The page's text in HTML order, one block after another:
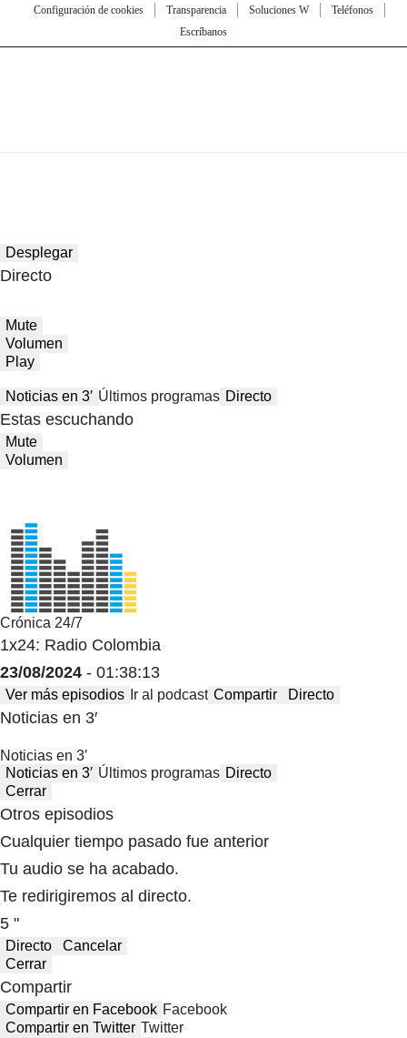
Configuración de cookies
Transparencia Soluciones W
Teléfonos
Escríbanos
Desplegar
Directo
Mute
Volumen
Play
Noticias en 3′ Últimos programas Directo
Estas escuchando
Mute
Volumen
Crónica 24/7
1x24: Radio Colombia
23/08/2024 - 01:38:13
Ver más episodios Ir al podcast Compartir Directo
Noticias en 3′
Noticias en 3′
Noticias en 3′ Últimos programas Directo
Cerrar
Otros episodios
Cualquier tiempo pasado fue anterior
Tu audio se ha acabado.
Te redirigiremos al directo.
5 "
Directo
Cancelar
Cerrar
Compartir
Compartir en Facebook Facebook
Compartir en Twitter Twitter